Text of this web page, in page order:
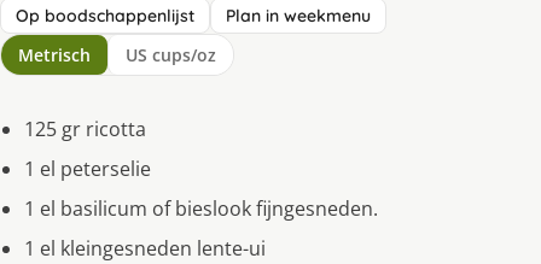
Op boodschappenlijst Plan in weekmenu
Metrisch US cups/oz
125 gr ricotta
1 el peterselie
1 el basilicum of bieslook fijngesneden.
1 el kleingesneden lente-ui